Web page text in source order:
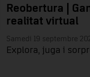
Reobertura |
realitat virtual
Samedi 19 septembre
Explora, juga i